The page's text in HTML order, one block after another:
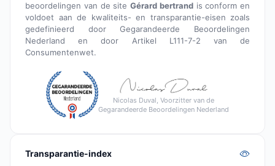
beoordelingen van de site Gérard bertrandis conform en
voldoet aan de kwaliteits- en transparantie-eisen zoals
gedefinieerd door Gegarandeerde Beoordelingen
Nederland en door Artikel L111-7-2 van de
Consumentenwet.
Nicolas Duval, Voorzitter van de
Gegarandeerde Beoordelingen Nederland
Transparantie-index